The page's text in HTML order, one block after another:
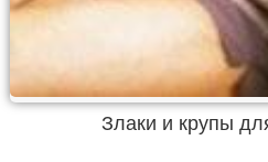
Злаки и крупы